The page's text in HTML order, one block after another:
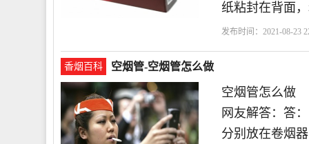
纸粘封在背面
发布时间：2021-08-23
香烟百科 空烟管-空烟管怎么做
空烟管怎么做
网友解答：答
分别放在卷烟